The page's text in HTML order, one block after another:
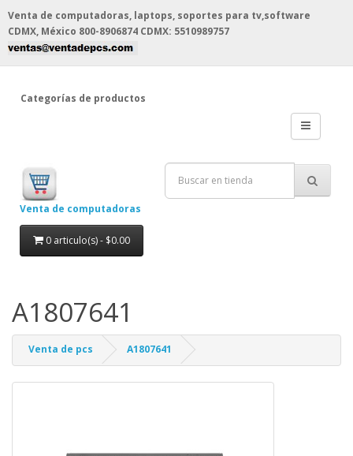
Venta de computadoras, laptops, soportes para tv,software
CDMX, México 800-8906874 CDMX: 5510989757
Categorías de productos
Venta de computadoras
0 articulo(s) - $0.00
A1807641
Venta de pcs A1807641